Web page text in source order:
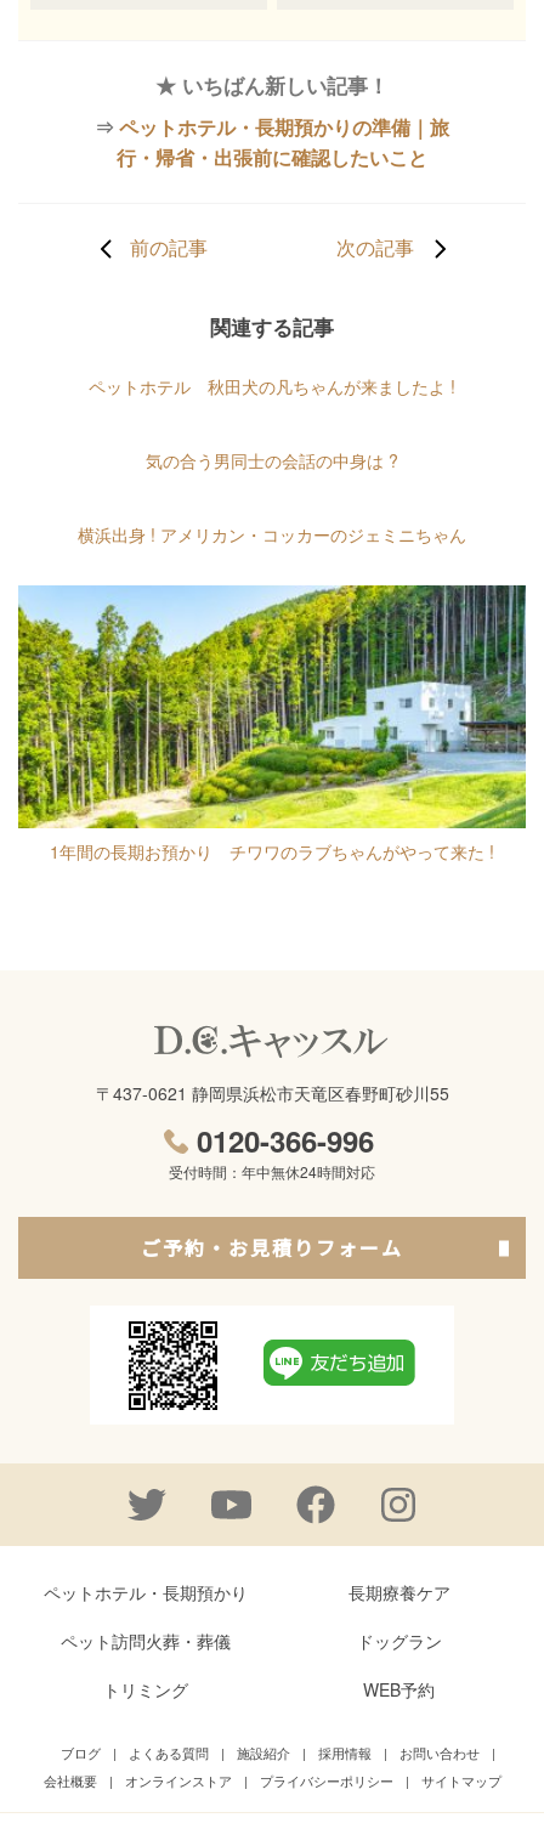
★ いちばん新しい記事！
⇒ ペットホテル・長期預かりの準備｜旅
行・帰省・出張前に確認したいこと
前の記事 次の記事
関連する記事
ペットホテル 秋田犬の凡ちゃんが来ましたよ !
気の合う男同士の会話の中身は ?
横浜出身 ! アメリカン・コッカーのジェミニちゃん
1年間の長期お預かり チワワのラブちゃんがやって来た !
〒437-0621 静岡県浜松市天竜区春野町砂川55
0120-366-996
受付時間：年中無休24時間対応
ご予約・お見積りフォーム
ペットホテル・長期預かり
長期療養ケア
ペット訪問火葬・葬儀
ドッグラン
トリミング
WEB予約
ブログ | よくある質問 | 施設紹介 | 採用情報 | お問い合わせ
|
会社概要
| オンラインストア | プライバシーポリシー | サイトマップ